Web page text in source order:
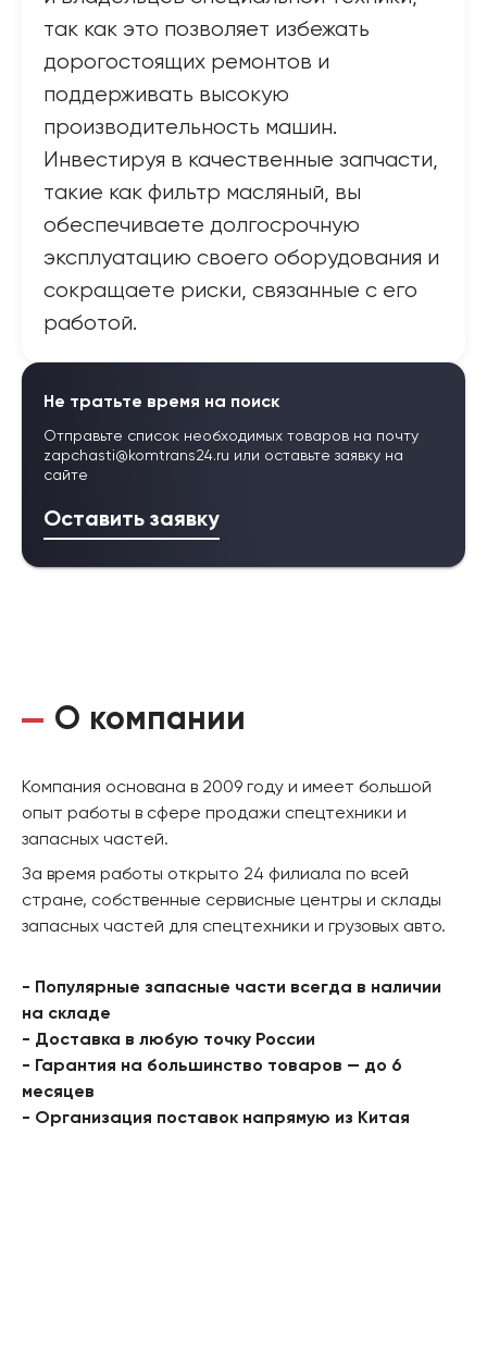
так как это позволяет избежать
дорогостоящих ремонтов и
поддерживать высокую
производительность машин.
Инвестируя в качественные запчасти,
такие как фильтр масляный, вы
обеспечиваете долгосрочную
эксплуатацию своего оборудования и
сокращаете риски, связанные с его
работой.
Не тратьте время на поиск
Отправьте список необходимых товаров на почту
zapchasti@komtrans24.ru или оставьте заявку на
сайте
Оставить заявку
О компании
Компания основана в 2009 году и имеет большой
опыт работы в сфере продажи спецтехники и
запасных частей.
За время работы открыто 24 филиала по всей
стране, собственные сервисные центры и склады
запасных частей для спецтехники и грузовых авто.
- Популярные запасные части всегда в наличии
на складе
- Доставка в любую точку России
- Гарантия на большинство товаров — до 6
месяцев
- Организация поставок напрямую из Китая